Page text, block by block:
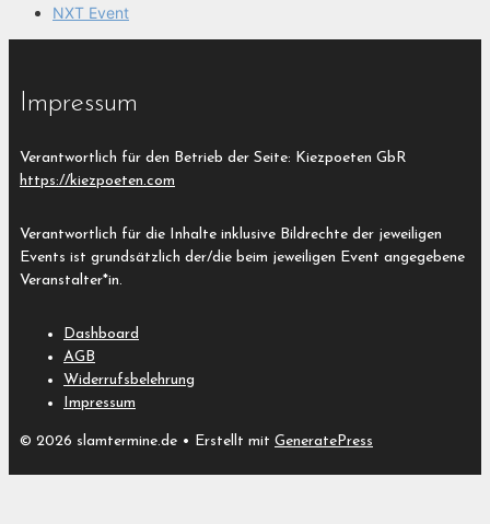
NXT Event
Impressum
Verantwortlich für den Betrieb der Seite: Kiezpoeten GbR
https://kiezpoeten.com
Verantwortlich für die Inhalte inklusive Bildrechte der jeweiligen
Events ist grundsätzlich der/die beim jeweiligen Event angegebene
Veranstalter*in.
Dashboard
AGB
Widerrufsbelehrung
Impressum
© 2026 slamtermine.de • Erstellt mit GeneratePress